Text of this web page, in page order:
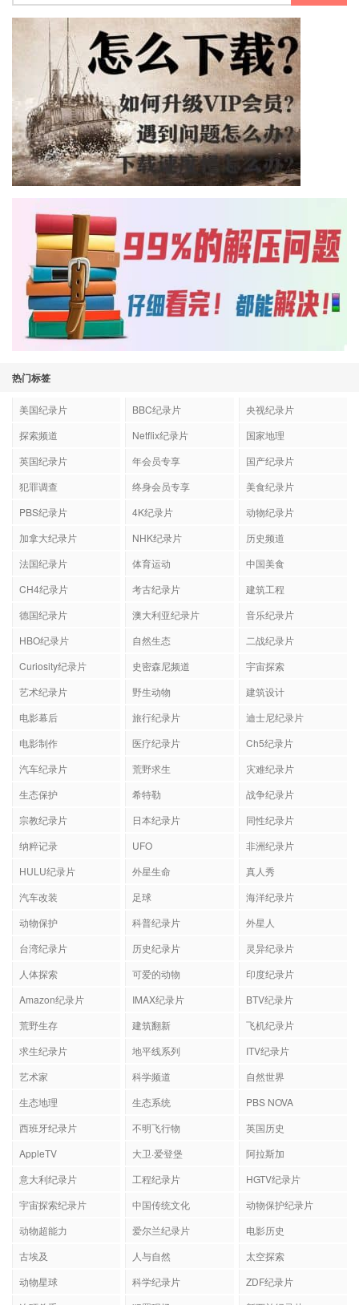
热门标签
美国纪录片 BBC纪录片
央视纪录片
探索频道
Netflix纪录片
国家地理
英国纪录片
年会员专享
国产纪录片
犯罪调查
终身会员专享
美食纪录片
PBS纪录片
4K纪录片
动物纪录片
加拿大纪录片
NHK纪录片
历史频道
法国纪录片
体育运动
中国美食
CH4纪录片
考古纪录片
建筑工程
德国纪录片
澳大利亚纪录片
音乐纪录片
HBO纪录片
自然生态
二战纪录片
Curiosity纪录片
史密森尼频道
宇宙探索
艺术纪录片
野生动物
建筑设计
电影幕后
旅行纪录片
迪士尼纪录片
电影制作
医疗纪录片
Ch5纪录片
汽车纪录片
荒野求生
灾难纪录片
生态保护
希特勒
战争纪录片
宗教纪录片
日本纪录片
同性纪录片
纳粹记录
UFO
非洲纪录片
HULU纪录片
外星生命
真人秀
汽车改装
足球
海洋纪录片
动物保护
科普纪录片
外星人
台湾纪录片
历史纪录片
灵异纪录片
人体探索
可爱的动物
印度纪录片
Amazon纪录片
IMAX纪录片
BTV纪录片
荒野生存
建筑翻新
飞机纪录片
求生纪录片
地平线系列
ITV纪录片
艺术家
科学频道
自然世界
生态地理
生态系统
PBS NOVA
西班牙纪录片
不明飞行物
英国历史
AppleTV
大卫·爱登堡
阿拉斯加
意大利纪录片
工程纪录片
HGTV纪录片
宇宙探索纪录片
中国传统文化
动物保护纪录片
动物超能力
爱尔兰纪录片
电影历史
古埃及
人与自然
太空探索
动物星球
科学纪录片
ZDF纪录片